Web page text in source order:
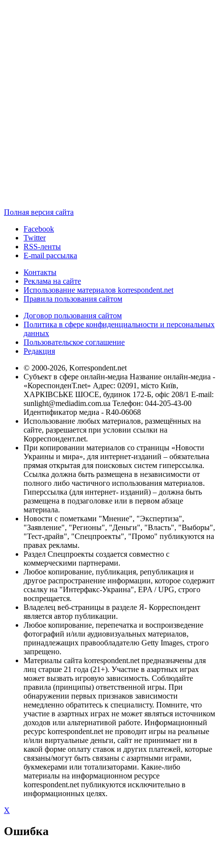
Полная версия сайта
Facebook
Twitter
RSS-ленты
E-mail рассылка
Контакты
Реклама на сайте
Использование материалов korrespondent.net
Правила пользования сайтом
Договор пользования сайтом
Политика в сфере конфиденциальности и персональных
данных
Пользовательское соглашение
Редакция
© 2000-2026, Korrespondent.net
Субъект в сфере онлайн-медиа Название онлайн-медиа -
«КореспонденТ.net» Адрес: 02091, місто Київ,
ХАРКІВСЬКЕ ШОСЕ, будинок 172-Б, офіс 208/1 E-mail:
sunlight@mediadim.com.ua Телефон: 044-205-43-00
Идентификатор медиа - R40-06068
Использование любых материалов, размещённых на
сайте, разрешается при условии ссылки на
Корреспондент.net.
При копировании материалов со страницы «Новости
Украины и мира», для интернет-изданий – обязательна
прямая открытая для поисковых систем гиперссылка.
Ссылка должна быть размещена в независимости от
полного либо частичного использования материалов.
Гиперссылка (для интернет- изданий) – должна быть
размещена в подзаголовке или в первом абзаце
материала.
Новости с пометками "Мнение", "Экспертиза",
"Заявление", "Регионы", "Деньги", "Власть", "Выборы",
"Тест-драйв", "Спецпроекты", "Промо" публикуются на
правах рекламы.
Раздел Спецпроекты создается совместно с
коммерческими партнерами.
Любое копирование, публикация, републикация и
другое распространение информации, которое содержит
ссылку на "Интерфакс-Украина", EPA / UPG, строго
воспрещается.
Владелец веб-страницы в разделе Я- Корреспондент
является автор публикации.
Любое копирование, перепечатка и воспроизведение
фотографий и/или аудиовизуальных материалов,
принадлежащих правообладателю Getty Images, строго
запрещено.
Материалы сайта korrespondent.net предназначены для
лиц старше 21 года (21+). Участие в азартных играх
может вызвать игровую зависимость. Соблюдайте
правила (принципы) ответственной игры. При
обнаружении первых признаков зависимости
немедленно обратитесь к специалисту. Помните, что
участие в азартных играх не может являться источником
доходов или альтернативой работе. Информационный
ресурс korrespondent.net не проводит игры на реальные
и/или виртуальные деньги, сайт не принимает ни в
какой форме оплату ставок и других платежей, которые
связаны/могут быть связаны с азартными играми,
букмекерами или тотализаторами. Какие-либо
материалы на информационном ресурсе
korrespondent.net публикуются исключительно в
информационных целях.
X
Ошибка